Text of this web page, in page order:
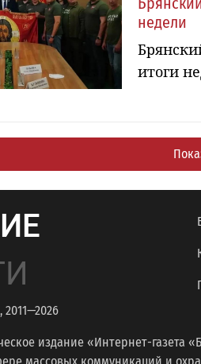
недели
итоги
издание «Интернет-